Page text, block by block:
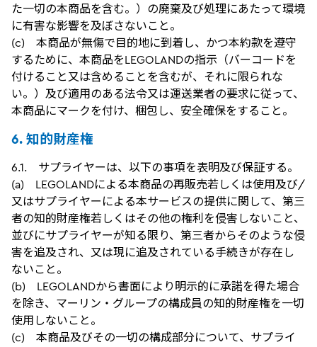
た一切の本商品を含む。）の廃棄及び処理にあたって環境
に有害な影響を及ぼさないこと。
(c) 本商品が無傷で目的地に到着し、かつ本約款を遵守
するために、本商品をLEGOLANDの指示（バーコードを
付けること又は含めることを含むが、それに限られな
い。）及び適用のある法令又は運送業者の要求に従って、
本商品にマークを付け、梱包し、安全確保をすること。
6. 知的財産権
6.1. サプライヤーは、以下の事項を表明及び保証する。
(a) LEGOLANDによる本商品の再販売若しくは使用及び/
又はサプライヤーによる本サービスの提供に関して、第三
者の知的財産権若しくはその他の権利を侵害しないこと、
並びにサプライヤーが知る限り、第三者からそのような侵
害を追及され、又は現に追及されている手続きが存在し
ないこと。
(b) LEGOLANDから書面により明示的に承諾を得た場合
を除き、マーリン・グループの構成員の知的財産権を一切
使用しないこと。
(c) 本商品及びその一切の構成部分について、サプライ